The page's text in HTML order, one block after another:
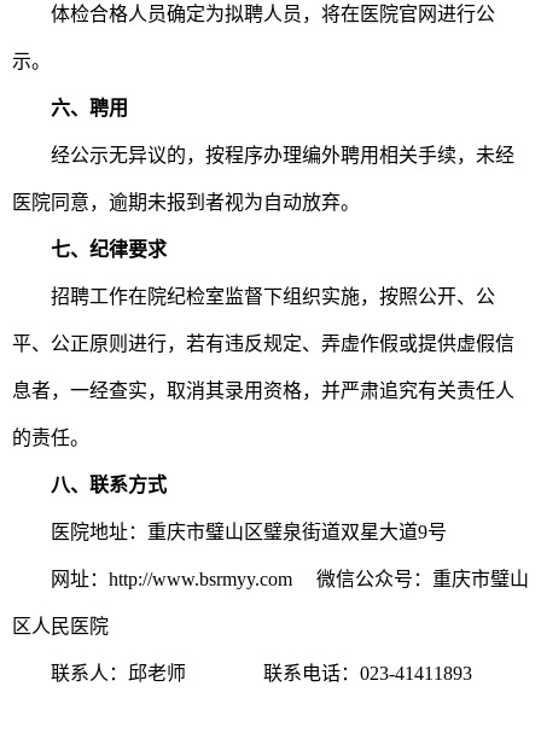
体检合格人员确定为拟聘人员，将在医院官网进行公
示。
六、聘用
经公示无异议的，按程序办理编外聘用相关手续，未经
医院同意，逾期未报到者视为自动放弃。
七、纪律要求
招聘工作在院纪检室监督下组织实施， 按照公开、公
平、公正原则进行， 若有违反规定、弄虚作假或提供虚假信
息者，一经查实，取消其录用资格，并严肃追究有关责任人
的责任。
八、联系方式
医院地址：重庆市璧山区璧泉街道双星大道9号
网址：http://www.bsrmyy.com 微信公众号：重庆市璧山
区人民医院
联系人：邱老师 联系电话：023-41411893